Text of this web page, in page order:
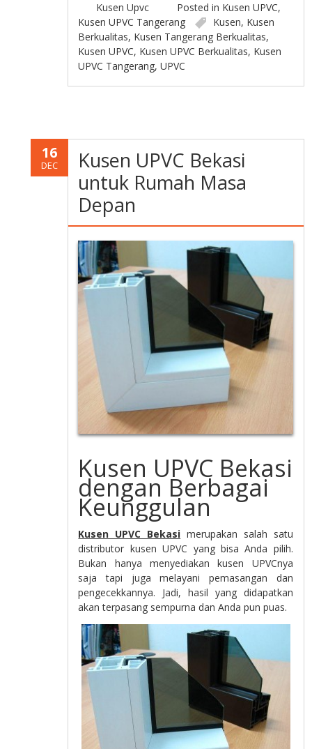
Kusen Upvc Posted in Kusen UPVC,
Kusen UPVC Tangerang
Kusen, Kusen
Berkualitas, Kusen Tangerang Berkualitas,
Kusen UPVC, Kusen UPVC Berkualitas, Kusen
UPVC Tangerang,UPVC
16
DEC
Kusen UPVC Bekasi
untuk Rumah Masa
Depan
Kusen UPVC Bekasi
dengan Berbagai
Keunggulan
Kusen UPVC Bekasi merupakan salah satu
distributor kusen UPVC yang bisa Anda pilih.
Bukan hanya menyediakan kusen UPVCnya
saja tapi juga melayani pemasangan dan
pengecekkannya. Jadi, hasil yang didapatkan
akan terpasang sempurna dan Anda pun puas.